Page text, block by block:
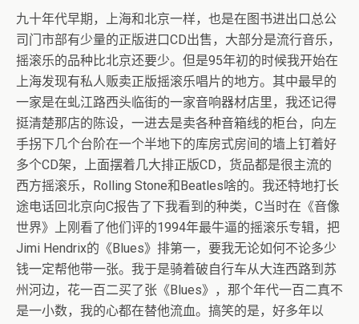
九十年代早期，上海和北京一样，也是在图书进出口总公
司门市部有少量的正版进口CD出售，大部分是流行音乐，
摇滚乐的品种比北京还要少。但是95年初的时候我开始在
上海发现有私人贩卖正版摇滚乐唱片的地方。其中最早的
一家是在虬江路西头临街的一家音响器材店里，我还记得
挺清楚那店的陈设，一进去是卖各种音箱线的柜台，向左
手拐下几个台阶在一个半地下的库房式房间的墙上钉着好
多个CD架，上面摆着几大排正版CD，货品都是很主流的
西方摇滚乐，Rolling Stone和Beatles啥的。我还特地打长
途电话回北京向C报告了下我看到的种类，C当时在《音像
世界》上刚看了他们评的1994年最牛逼的摇滚乐专辑，把
Jimi Hendrix的《Blues》排第一，要我无论如何不论多少
钱一定帮他带一张。我于是骑着破自行车从大连西路到苏
州河边，花一百二买了张《Blues》，那个年代一百二真不
是一小数，我的心都在替他流血。搞笑的是，好多年以